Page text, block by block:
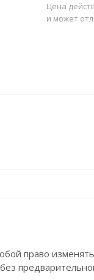
Цена
и может
право